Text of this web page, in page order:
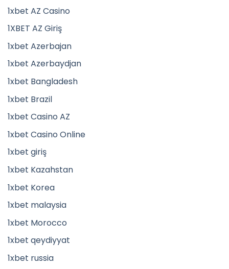
1xbet AZ Casino
1XBET AZ Giriş
1xbet Azerbajan
1xbet Azerbaydjan
1xbet Bangladesh
1xbet Brazil
1xbet Casino AZ
1xbet Casino Online
1xbet giriş
1xbet Kazahstan
1xbet Korea
1xbet malaysia
1xbet Morocco
1xbet qeydiyyat
1xbet russia